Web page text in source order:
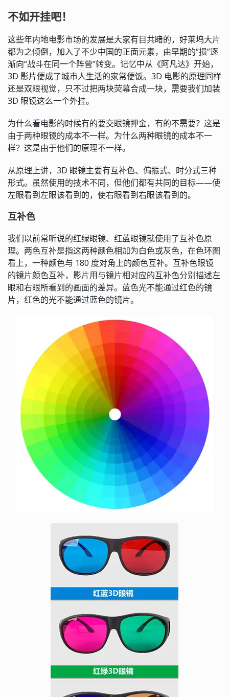
不如开挂吧！
这些年内地电影市场的发展是大家有目共睹的，好莱坞大片
都为之倾倒，加入了不少中国的正面元素，由早期的“损”逐
渐向“战斗在同一个阵营”转变。记忆中从《阿凡达》开始，
3D 影片便成了城市人生活的家常便饭。3D 电影的原理同样
还是双眼视觉，只不过把两块荧幕合成一块，需要我们加装
3D 眼镜这么一个外挂。
为什么看电影的时候有的要交眼镜押金，有的不需要？这是
由于两种眼镜的成本不一样。为什么两种眼镜的成本不一
样？这是由于他们的原理不一样。
从原理上讲，3D 眼镜主要有互补色、偏振式、时分式三种
形式。虽然使用的技术不同，但他们都有共同的目标——使
左眼看到左眼该看到的，使右眼看到右眼该看到的。
互补色
我们以前常听说的红绿眼镜、红蓝眼镜就使用了互补色原
理。两色互补是指这两种颜色相加为白色或灰色，在色环图
看上，一种颜色与 180 度对角上的颜色互补。互补色眼镜
的镜片颜色互补，影片用与镜片相对应的互补色分别描述左
眼和右眼所看到的画面的差异。蓝色光不能通过红色的镜
片，红色的光不能通过蓝色的镜片。